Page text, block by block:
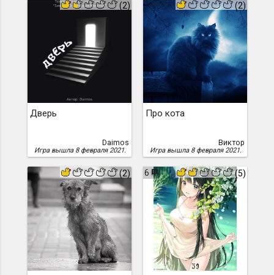
(2)
Дверь
Daimos
Игра вышла 8 февраля 2021.
(2)
Про кота
Виктор
Игра вышла 8 февраля 2021.
(2) 6 (5)